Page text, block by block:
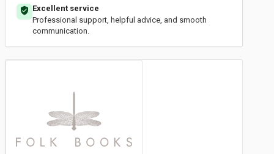
Excellent service
Professional support, helpful advice, and smooth
communication.